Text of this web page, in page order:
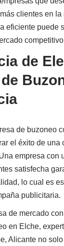
clientes en la
eficiente puede
de
de buzoneo
el éxito de una
empresa con
satisfecha
lo cual es
publicitaria.
de mercado
en Elche,
Alicante no